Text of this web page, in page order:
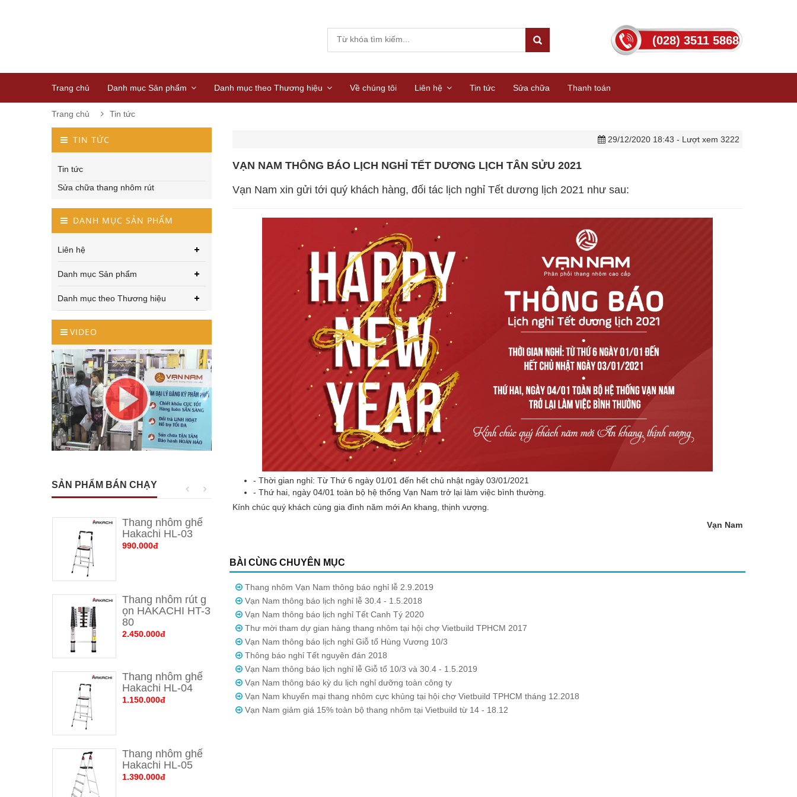
(028) 3511 5868
Trang chủ Danh mục Sản phẩm Danh mục theo Thương hiệu Về chúng tôi Liên hệ Tin tức Sửa chữa Thanh toán
Trang chủ Tin tức
TIN TỨC
Tin tức
Sửa chữa thang nhôm rút
DANH MỤC SẢN PHẨM
Liên hệ
Danh mục Sản phẩm
Danh mục theo Thương hiệu
VIDEO
SẢN PHẨM BÁN CHẠY
Thang nhôm ghế
Hakachi HL-03
990.000đ
Thang nhôm rút g
ọn HAKACHI HT-3
80
2.450.000đ
Thang nhôm ghế
Hakachi HL-04
1.150.000đ
Thang nhôm ghế
Hakachi HL-05
1.390.000đ
29/12/2020 18:43 - Lượt xem 3222
VẠN NAM THÔNG BÁO LỊCH NGHỈ TẾT DƯƠNG LỊCH TÂN SỬU 2021
Vạn Nam xin gửi tới quý khách hàng, đối tác lịch nghỉ Tết dương lịch 2021 như sau:
- Thời gian nghỉ: Từ Thứ 6 ngày 01/01 đến hết chủ nhật ngày 03/01/2021
- Thứ hai, ngày 04/01 toàn bộ hệ thống Vạn Nam trở lại làm việc bình thường.
Kính chúc quý khách cùng gia đình năm mới An khang, thịnh vượng.
Vạn Nam
BÀI CÙNG CHUYÊN MỤC
Thang nhôm Vạn Nam thông báo nghỉ lễ 2.9.2019
Vạn Nam thông báo lịch nghỉ lễ 30.4 - 1.5.2018
Vạn Nam thông báo lịch nghỉ Tết Canh Tý 2020
Thư mời tham dự gian hàng thang nhôm tại hội chợ Vietbuild TPHCM 2017
Vạn Nam thông báo lịch nghỉ Giỗ tổ Hùng Vương 10/3
Thông báo nghỉ Tết nguyên đán 2018
Vạn Nam thông báo lịch nghỉ lễ Giỗ tổ 10/3 và 30.4 - 1.5.2019
Vạn Nam thông báo kỳ du lịch nghỉ dưỡng toàn công ty
Vạn Nam khuyến mại thang nhôm cực khủng tại hội chợ Vietbuild TPHCM tháng 12.2018
Vạn Nam giảm giá 15% toàn bộ thang nhôm tại Vietbuild từ 14 - 18.12